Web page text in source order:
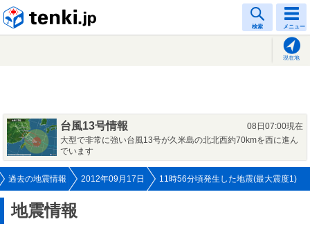
検索 メニュー
現在地
台風13号情報
08日07:00現在
大型で非常に強い台風13号が久米島の北北西約70kmを西に進ん
でいます
過去の地震情報 2012年09月17日 11時56分頃発生した地震(最大震度1)
地震情報